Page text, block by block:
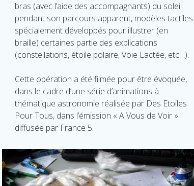
bras (avec l’aide des accompagnants) du soleil
pendant son parcours apparent, modèles tactiles
spécialement développés pour illustrer (en
braille) certaines partie des explications
(constellations, étoile polaire, Voie Lactée, etc…).
Cette opération a été filmée pour être évoquée,
dans le cadre d’une série d’animations à
thématique astronomie réalisée par Des Etoiles
Pour Tous, dans l’émission « A Vous de Voir »
diffusée par France 5.